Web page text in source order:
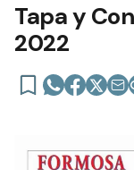
Tapa y
2022